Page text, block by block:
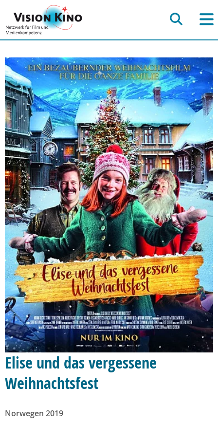
Elise und das vergessene
Weihnachtsfest
Norwegen 2019